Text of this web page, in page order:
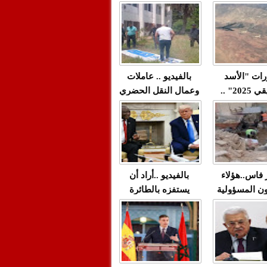
"مولات 88 غرزة"
حميد طولست
تزداد فيه
العنف ضد
فيه أحيانًا
في
صادمة وملتمس
"الوجهاء"؟/ صمت
وزارة الداخلية؟/أين
الوزير التوفيق؟(فيديو)
بالفيديو .. عاملات
وعمال النقل الحضري
بفاس يعبرون عن
ارتياحهم بعد إنهاء عقد
شركة "سيتي باص"
"الأسد
الإفريقي 2025" ..
النووية
مع ثماني
مقاتلات من نوع F-16
الجوية
المغربية
بالفيديو ..أراد أن
يستفزه بالطائرة
القطرية لكن ترامب
فضحه أمام العالم
بالحجة والدليل
فاس..هؤلاء
المسؤولية
العمارات
مفتوحة